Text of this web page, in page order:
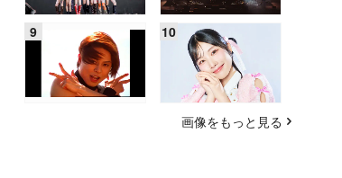
画像をもっと見る